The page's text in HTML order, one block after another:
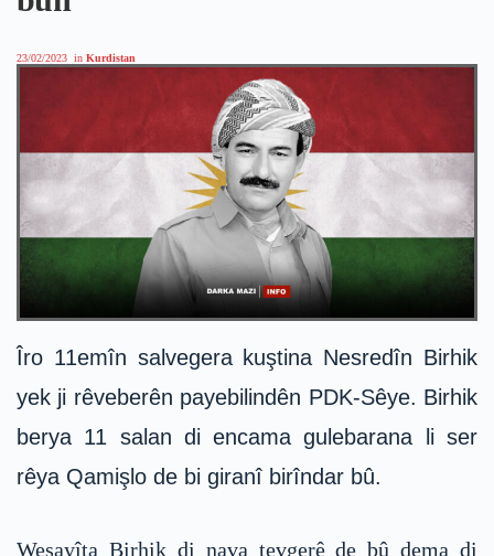
23/02/2023 in Kurdistan
Îro 11emîn salvegera kuştina Nesredîn Birhik
yek ji rêveberên payebilindên PDK-Sêye. Birhik
berya 11 salan di encama gulebarana li ser
rêya Qamişlo de bi giranî birîndar bû.
Wesayîta Birhik di nava tevgerê de bû dema di